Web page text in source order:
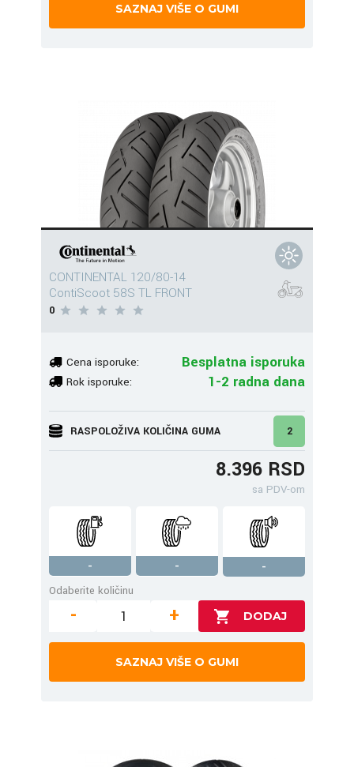
SAZNAJ VIŠE O GUMI
CONTINENTAL 120/80-14
ContiScoot 58S TL FRONT
0
Cena isporuke: Besplatna isporuka
Rok isporuke: 1-2 radna dana
RASPOLOŽIVA KOLIČINA GUMA 2
8.396 RSD
sa PDV-om
- -
-
Odaberite količinu
- +
SAZNAJ VIŠE O GUMI